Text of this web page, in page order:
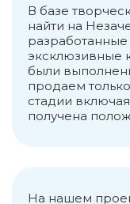
управления
составляющей
том числе и
ГЛАВА 1.
1.1. Общее
аудиторских
В базе
найти на
эксклюзивные
были
продаем
стадии
получена
На нашем